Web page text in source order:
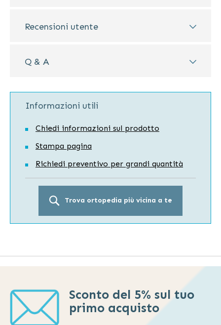
Recensioni utente
Q & A
Informazioni utili
Chiedi informazioni sul prodotto
Stampa pagina
Richiedi preventivo per grandi quantità
Trova ortopedia più vicina a te
Sconto del 5% sul tuo
primo acquisto